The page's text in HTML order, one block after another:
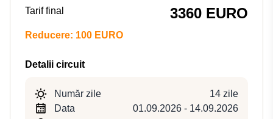
Tarif final
3360 EURO
Reducere: 100 EURO
Detalii circuit
Număr zile
14 zile
Data
01.09.2026 - 14.09.2026